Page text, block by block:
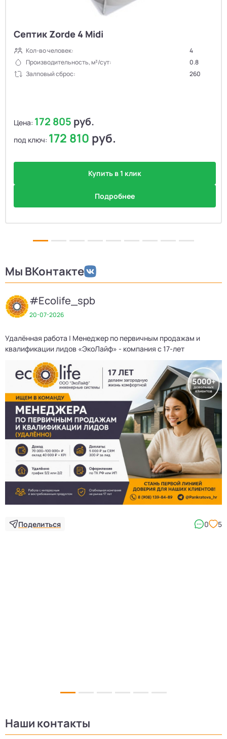
Септик Zorde 4 Midi
Кол-во человек:
4
Производительность, м³/сут:
0.8
Залповый сброс:
260
Цена: 172 805 руб.
под ключ: 172 810 руб.
Купить в 1 клик
Подробнее
Мы ВКонтакте
#Ecolife_spb
20-07-2026
Удалённая работа | Менеджер по первичным продажам и
квалификации лидов «ЭкоЛайф» - компания с 17-лет
Поделиться 0 5
Наши контакты